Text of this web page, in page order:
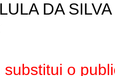
DA SILVA
substitui o